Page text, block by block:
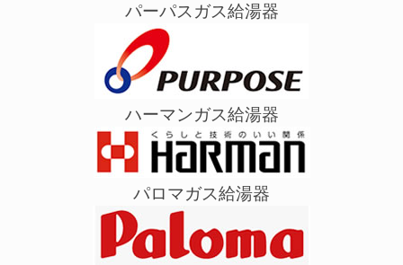
パーパスガス給湯器
ハーマンガス給湯器
パロマガス給湯器